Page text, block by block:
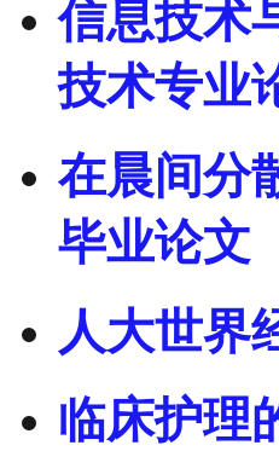
信息技术
技术专业
在晨间分
毕业论文
人大世界
临床护理